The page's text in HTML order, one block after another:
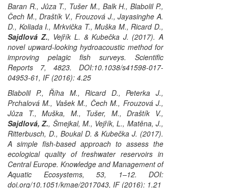
Baran R., Jůza T., Tušer M., Balk H., Blabolil P.,
Čech M., Draštík V., Frouzová J., Jayasinghe A.
D., Koliada I., Mrkvička T., Muška M., Ricard D.,
Sajdlová Z., Vejřík L. & Kubečka J. (2017). A
novel upward-looking hydroacoustic method for
improving pelagic fish surveys. Scientific
Reports 7, 4823. DOI:10.1038/s41598-017-
04953-61, IF (2016): 4.25
Blabolil P., Říha M., Ricard D., Peterka J.,
Prchalová M., Vašek M., Čech M., Frouzová J.,
Jůza T., Muška, M., Tušer, M., Draštík V.,
Sajdlová, Z., Šmejkal, M., Vejřík, L., Matěna, J.,
Ritterbusch, D., Boukal D. & Kubečka J. (2017).
A simple fish-based approach to assess the
ecological quality of freshwater reservoirs in
Central Europe. Knowledge and Management of
Aquatic Ecosystems, 53, 1–12. DOI:
doi.org/10.1051/kmae/2017043, IF (2016): 1.21